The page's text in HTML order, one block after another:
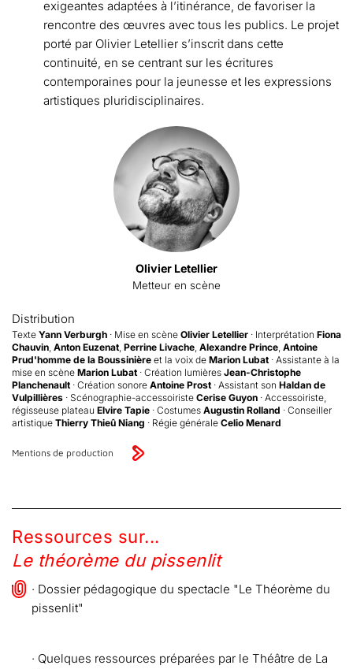
exigeantes adaptées à l’itinérance, de favoriser la
rencontre des œuvres avec tous les publics. Le projet
porté par Olivier Letellier s’inscrit dans cette
continuité, en se centrant sur les écritures
contemporaines pour la jeunesse et les expressions
artistiques pluridisciplinaires.
Olivier Letellier
Metteur en scène
Distribution
Texte Yann Verburgh · Mise en scène Olivier Letellier · Interprétation Fiona
Chauvin, Anton Euzenat, Perrine Livache, Alexandre Prince, Antoine
Prud'homme de la Boussinière et la voix de Marion Lubat· Assistante à la
mise en scène Marion Lubat· Création lumières Jean-Christophe
Planchenault· Création sonore Antoine Prost· Assistant son Haldan de
Vulpillières · Scénographie-accessoiriste Cerise Guyon · Accessoiriste,
régisseuse plateau Elvire Tapie · Costumes Augustin Rolland · Conseiller
artistique Thierry Thieû Niang · Régie générale Celio Menard
Mentions de production
Ressources sur...
Le théorème du pissenlit
· Dossier pédagogique du spectacle "Le Théorème du
pissenlit"
· Quelques ressources préparées par le Théâtre de La